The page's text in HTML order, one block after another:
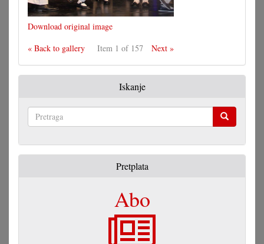
Download original image
« Back to gallery
Item 1 of 157 Next »
Iskanje
Pretplata
Abo